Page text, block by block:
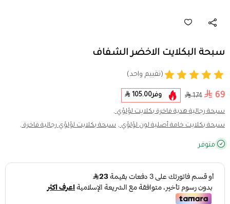
سبحة البكلايت الاخضر الشفاف
(تقييم واحد)
69
174 وفر105.00
سبحة رجالية هدية فاخرة بكلايت لؤلؤي ,
سبحة بكلايت خامة أصلية لون لؤلؤي , سبحة بكلايت لؤلؤي رجالية فاخرة ,
متوفر